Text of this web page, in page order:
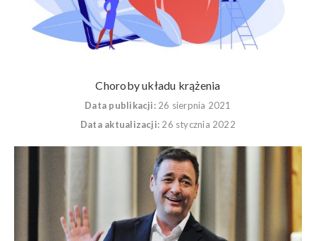
Choroby układu krążenia
Data publikacji: 26 sierpnia 2021
Data aktualizacji: 26 stycznia 2022